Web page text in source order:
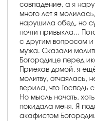
совпадение, а я
много лет я
нарушила обед, но
почти привыкла...
с другим вопросом и
мужа. Сказали
Богородице перед
Приехав домой, я
молитву, отчаялась,
верила, что Господь
Но мысль начать,
покидала меня. Я
акафистом